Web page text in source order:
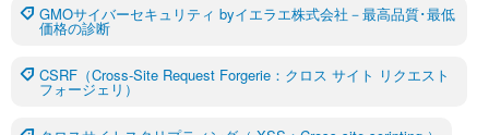
GMOサイバーセキュリティ byイエラエ株式会社－最高品質･最低
価格の診断
CSRF（Cross-Site Request Forgerie：クロス サイト リクエスト
フォージェリ）